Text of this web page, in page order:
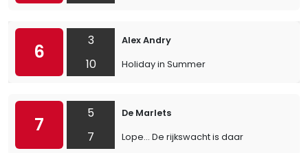
6
3
10
Alex Andry
Holiday in Summer
7
5
7
De Marlets
Lope… De rijkswacht is daar